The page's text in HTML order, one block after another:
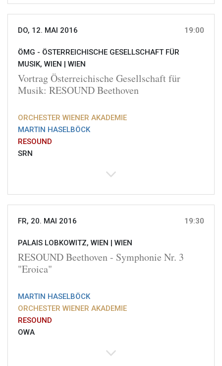
DO, 12. MAI 2016 19:00
ÖMG - ÖSTERREICHISCHE GESELLSCHAFT FÜR
MUSIK, WIEN | WIEN
Vortrag Österreichische Gesellschaft für
Musik: RESOUND Beethoven
ORCHESTER WIENER AKADEMIE
MARTIN HASELBÖCK
RESOUND
SRN
FR, 20. MAI 2016 19:30
PALAIS LOBKOWITZ, WIEN | WIEN
RESOUND Beethoven - Symphonie Nr. 3
"Eroica"
MARTIN HASELBÖCK
ORCHESTER WIENER AKADEMIE
RESOUND
OWA